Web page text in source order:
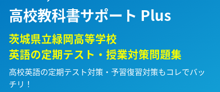
高校教科書サポート Plus
茨城県立緑岡高等学校
英語の定期テスト・授業対策問題集
高校英語の定期テスト対策・予習復習対策もコレでバッ
チリ！